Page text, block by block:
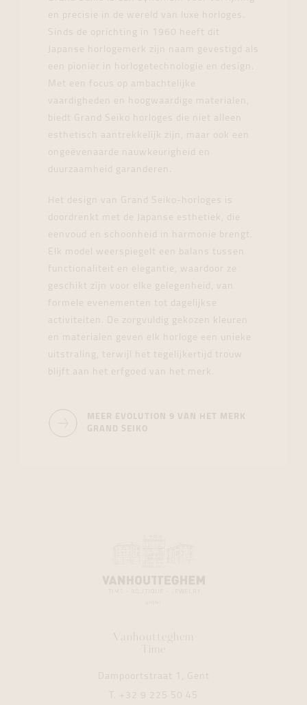
en precisie in de wereld van luxe horloges.
Sinds de oprichting in 1960 heeft dit
Japanse horlogemerk zijn naam gevestigd als
een pionier in horlogetechnologie en design.
Met een focus op ambachtelijke
vaardigheden en hoogwaardige materialen,
biedt Grand Seiko horloges die niet alleen
esthetisch aantrekkelijk zijn, maar ook een
ongeëvenaarde nauwkeurigheid en
duurzaamheid garanderen.
Het design van Grand Seiko-horloges is
doordrenkt met de Japanse esthetiek, die
eenvoud en schoonheid in harmonie brengt.
Elk model weerspiegelt een balans tussen
functionaliteit en elegantie, waardoor ze
geschikt zijn voor elke gelegenheid, van
formele evenementen tot dagelijkse
activiteiten. De zorgvuldig gekozen kleuren
en materialen geven elk horloge een unieke
uitstraling, terwijl het tegelijkertijd trouw
blijft aan het erfgoed van het merk.
MEER EVOLUTION 9 VAN HET MERK
GRAND SEIKO
Vanhoutteghem
Time
Dampoortstraat 1, Gent
T. +32 9 225 50 45